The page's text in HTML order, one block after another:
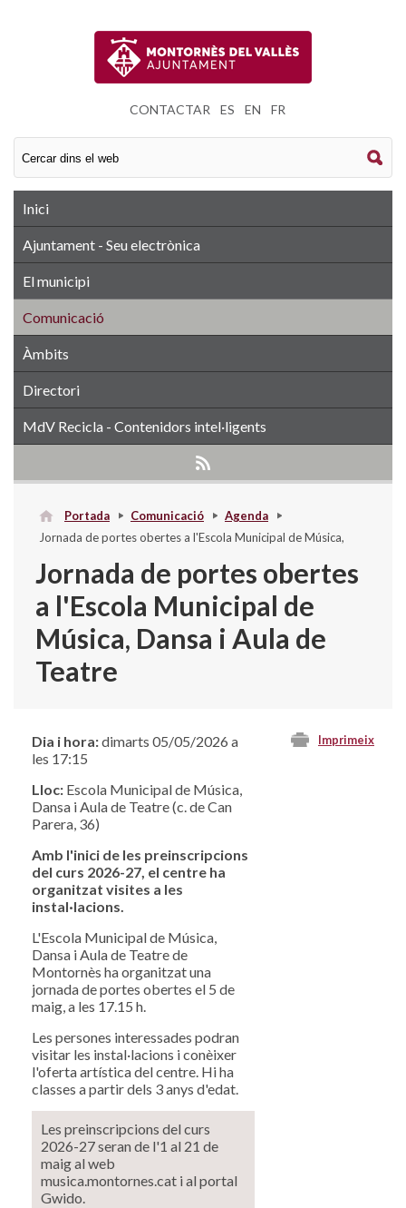
CONTACTAR ES EN FR
Inici
Ajuntament - Seu electrònica
El municipi
Comunicació
Àmbits
Directori
MdV Recicla - Contenidors intel·ligents
Portada Comunicació
Agenda
Jornada de portes obertes a l'Escola Municipal de Música,
Jornada de portes obertes
a l'Escola Municipal de
Música, Dansa i Aula de
Teatre
Imprimeix
Dia i hora:dimarts 05/05/2026 a
les 17:15
Lloc: Escola Municipal de Música,
Dansa i Aula de Teatre (c. de Can
Parera, 36)
Amb l'inici de les preinscripcions
del curs 2026-27, el centre ha
organitzat visites a les
instal·lacions.
L'Escola Municipal de Música,
Dansa i Aula de Teatre de
Montornès ha organitzat una
jornada de portes obertes el 5 de
maig, a les 17.15 h.
Les persones interessades podran
visitar les instal·lacions i conèixer
l'oferta artística del centre. Hi ha
classes a partir dels 3 anys d'edat.
Les preinscripcions del curs
2026-27 seran de l'1 al 21 de
maig al web
musica.montornes.cat i al portal
Gwido.